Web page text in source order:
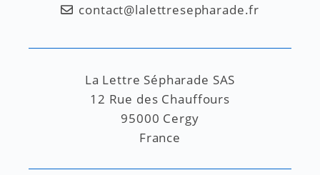
contact@lalettresepharade.fr
La Lettre Sépharade SAS
12 Rue des Chauffours
95000 Cergy
France